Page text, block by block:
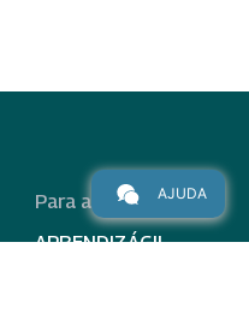
Para alunos
APRENDIZÁGIL
AJUDA